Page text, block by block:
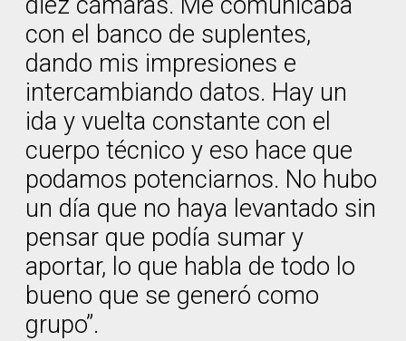
con el banco de suplentes,
dando mis impresiones e
intercambiando datos. Hay un
ida y vuelta constante con el
cuerpo técnico y eso hace que
podamos potenciarnos. No hubo
un día que no haya levantado sin
pensar que podía sumar y
aportar, lo que habla de todo lo
bueno que se generó como
grupo”.